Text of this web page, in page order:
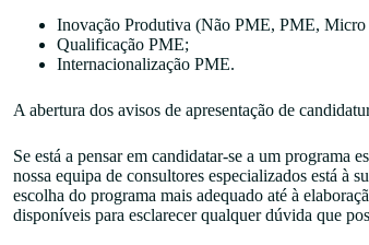
Inovação Produtiva (Não PME, PME, Micro
Qualificação PME;
Internacionalização PME.
A abertura dos avisos de apresentação de
Se está a pensar em candidatar-se a um programa
nossa equipa de consultores especializados está à
escolha do programa mais adequado até à
disponíveis para esclarecer qualquer dúvida que